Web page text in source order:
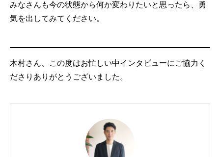
みなさんも今の状態から何か変わりたいと思ったら、勇
気を出してみてください。
木村さん、この度はお忙しい中インタビューにご協力く
ださりありがとうございました。